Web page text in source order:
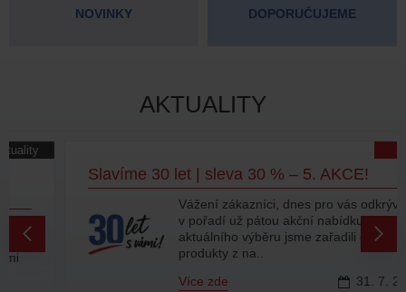
NOVINKY DOPORUČUJEME
AKTUALITY
Slavíme 30 let | sleva 30 % – 5. AKCE!
2026
Vážení zákazníci, dnes pro vás odkrýváme
v pořadí už pátou akční nabídku! Do
aktuálního výběru jsme zařadili další
produkty z na..